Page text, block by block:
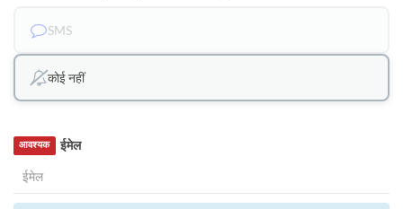
SMS
कोई नहीं
ईमेल
आवश्यक